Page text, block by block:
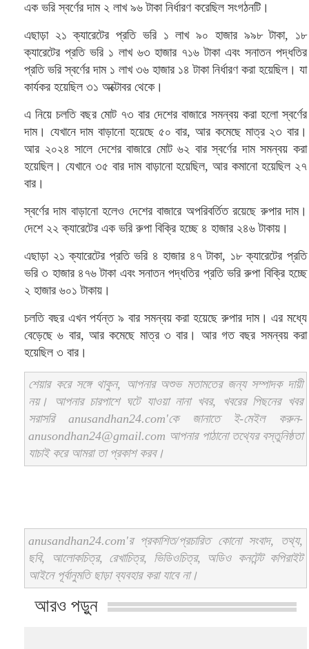
এক ভরি স্বর্ণের দাম ২ লাখ ৯৬ টাকা নির্ধারণ করেছিল সংগঠনটি।
এছাড়া ২১ ক্যারেটের প্রতি ভরি ১ লাখ ৯০ হাজার ৯৯৮ টাকা, ১৮
ক্যারেটের প্রতি ভরি ১ লাখ ৬৩ হাজার ৭১৬ টাকা এবং সনাতন পদ্ধতির
প্রতি ভরি স্বর্ণের দাম ১ লাখ ৩৬ হাজার ১৪ টাকা নির্ধারণ করা হয়েছিল। যা
কার্যকর হয়েছিল ৩১ অক্টোবর থেকে।
এ নিয়ে চলতি বছর মোট ৭৩ বার দেশের বাজারে সমন্বয় করা হলো স্বর্ণের
দাম। যেখানে দাম বাড়ানো হয়েছে ৫০ বার, আর কমেছে মাত্র ২৩ বার।
আর ২০২৪ সালে দেশের বাজারে মোট ৬২ বার স্বর্ণের দাম সমন্বয় করা
হয়েছিল। যেখানে ৩৫ বার দাম বাড়ানো হয়েছিল, আর কমানো হয়েছিল ২৭
বার।
স্বর্ণের দাম বাড়ানো হলেও দেশের বাজারে অপরিবর্তিত রয়েছে রুপার দাম।
দেশে ২২ ক্যারেটের এক ভরি রুপা বিক্রি হচ্ছে ৪ হাজার ২৪৬ টাকায়।
এছাড়া ২১ ক্যারেটের প্রতি ভরি ৪ হাজার ৪৭ টাকা, ১৮ ক্যারেটের প্রতি
ভরি ৩ হাজার ৪৭৬ টাকা এবং সনাতন পদ্ধতির প্রতি ভরি রুপা বিক্রি হচ্ছে
২ হাজার ৬০১ টাকায়।
চলতি বছর এখন পর্যন্ত ৯ বার সমন্বয় করা হয়েছে রুপার দাম। এর মধ্যে
বেড়েছে ৬ বার, আর কমেছে মাত্র ৩ বার। আর গত বছর সমন্বয় করা
হয়েছিল ৩ বার।
শেয়ার করে সঙ্গে থাকুন, আপনার অশুভ মতামতের জন্য সম্পাদক দায়ী
নয়। আপনার চারপাশে ঘটে যাওয়া নানা খবর, খবরের পিছনের খবর
সরাসরি anusandhan24.com'কে জানাতে ই-মেইল করুন-
anusondhan24@gmail.com আপনার পাঠানো তথ্যের বস্তুনিষ্ঠতা
যাচাই করে আমরা তা প্রকাশ করব।
anusandhan24.com'র প্রকাশিত/প্রচারিত কোনো সংবাদ, তথ্য,
ছবি, আলোকচিত্র, রেখাচিত্র, ভিডিওচিত্র, অডিও কনটেন্ট কপিরাইট
আইনে পূর্বানুমতি ছাড়া ব্যবহার করা যাবে না।
আরও পড়ুন